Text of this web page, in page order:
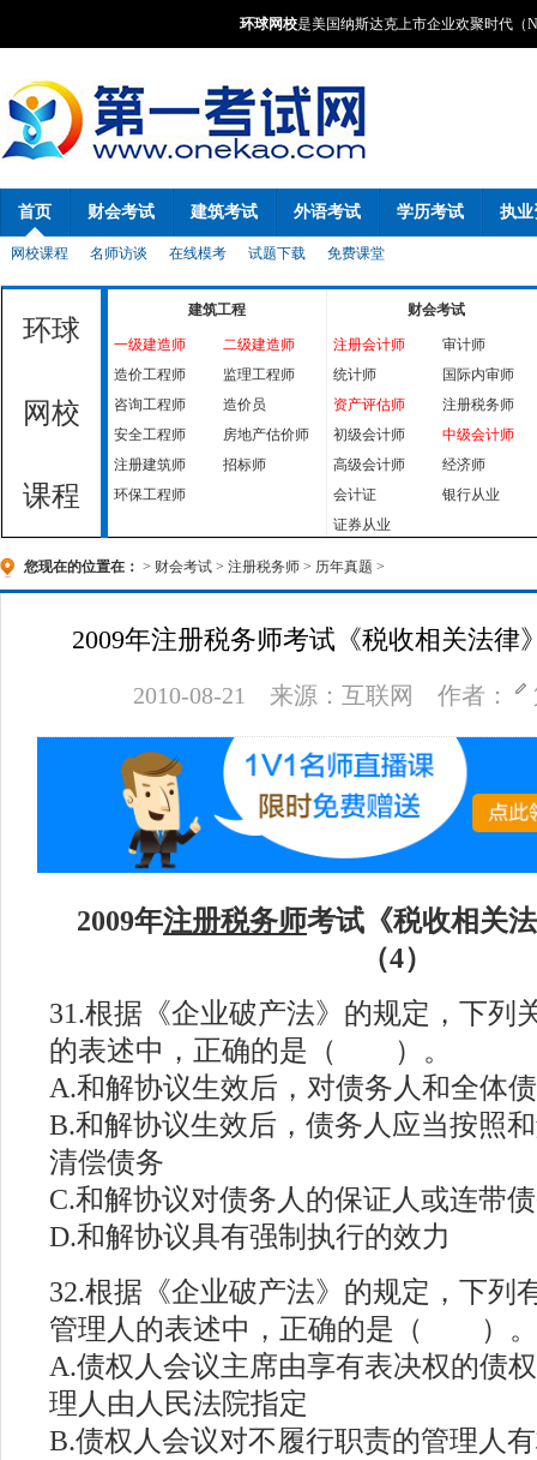
环球网校是美国纳斯达克上市企业欢聚时代（
首页
网校课程 名师访谈 在线模考 试题下载 免费课堂
财会考试 建筑考试 外语考试 学历考试 执业
环球
网校
课程
建筑工程
一级建造师
二级建造师
造价工程师
监理工程师
咨询工程师
造价员
安全工程师
房地产估价师
注册建筑师
招标师
环保工程师
财会考试
注册会计师
审计师
统计师
国际内审师
资产评估师
注册税务师
初级会计师
中级会计师
高级会计师
经济师
会计证
银行从业
证券从业
您现在的位置在： > 财会考试 > 注册税务师 > 历年真题 >
2009年注册税务师考试《税收相关法律
2010-08-21 来源：互联网 作者：
2009年注册税务师考试《税收相关
（4）
31.根据《企业破产法》的规定，下列
的表述中，正确的是（ ）。
A.和解协议生效后，对债务人和全体
B.和解协议生效后，债务人应当按照
清偿债务
C.和解协议对债务人的保证人或连带
D.和解协议具有强制执行的效力
32.根据《企业破产法》的规定，下列
管理人的表述中，正确的是（ ）。
A.债权人会议主席由享有表决权的债
理人由人民法院指定
B.债权人会议对不履行职责的管理人